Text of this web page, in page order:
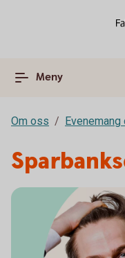
Meny
Om oss